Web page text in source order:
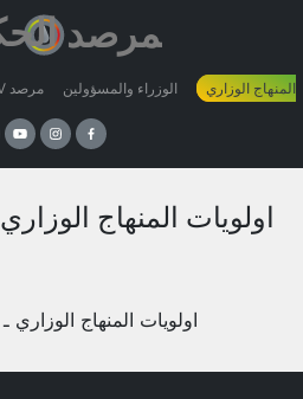
مرصد TV الوزراء والمسؤولين المنهاج الوزاري
اولويات المنهاج
اولويات المنهاج الوزاري